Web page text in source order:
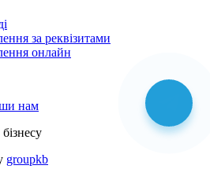
за реквізитами
онлайн
нам
groupkb